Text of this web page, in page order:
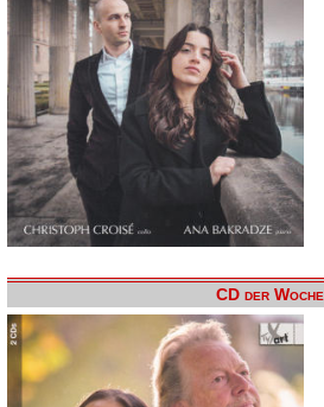
CD der Woche